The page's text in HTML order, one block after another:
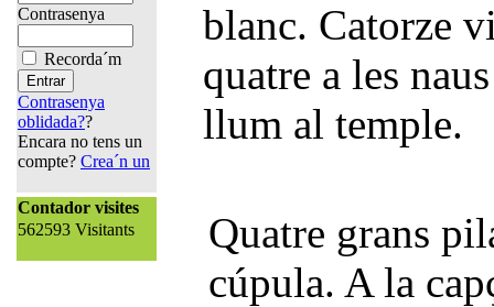
Contrasenya
Recorda´m
Contrasenya
oblidada??
Encara no tens un
compte? Crea´n un
Contador visites
562593 Visitants
blanc. Catorze
quatre a les
llum al temple.
Quatre grans
cúpula. A la